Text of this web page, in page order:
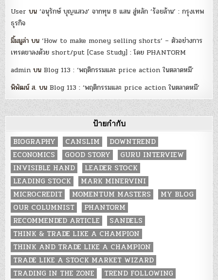
User บน‘อนุรักษ์ บุญแสวง’ จากทุน 8 แสน สู่หลัก ‘ร้อยล้าน’ : กรุงเทพ
ธุรกิจ
มิ้มมูล่า บน‘How to make money selling shorts’ – ตัวอย่างการ
เทรดขาลงด้วย short/put [Case Study] : โดย PHANTORM
admin บนBlog 113 : ‘พฤติกรรมและ price action ในตลาดหมี’
พิพัฒน์ ส. บนBlog 113 : ‘พฤติกรรมและ price action ในตลาดหมี’
ป้ายกำกับ
BIOGRAPHY CANSLIM
DOWNTREND
ECONOMICS
GOOD STORY
GURU INTERVIEW
INVISIBLE HAND
LEADER STOCK
LEADING STOCK
MARK MINERVINI
MICROCREDIT
MOMENTUM MASTERS
MY BLOG
OUR COLUMNIST
PHANTORM
RECOMMENDED ARTICLE
SANDELS
THINK & TRADE LIKE A CHAMPION
THINK AND TRADE LIKE A CHAMPION
TRADE LIKE A STOCK MARKET WIZARD
TRADING IN THE ZONE
TREND FOLLOWING